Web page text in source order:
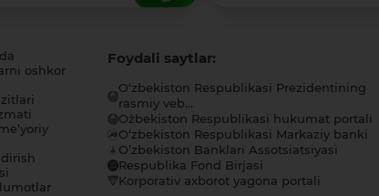
oshkor
Foydali saytlar:
O‘zbekiston Respublikasi Prezidentining
rasmiy veb...
O`zbekiston Respublikasi hukumat portali
O‘zbekiston Respublikasi Markaziy banki
O’zbekiston Banklari Assotsiatsiyasi
Respublika Fond Birjasi
Korporativ axborot yagona portali